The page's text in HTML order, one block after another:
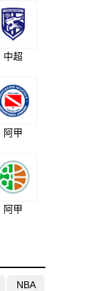
中超
阿甲
阿甲
NBA